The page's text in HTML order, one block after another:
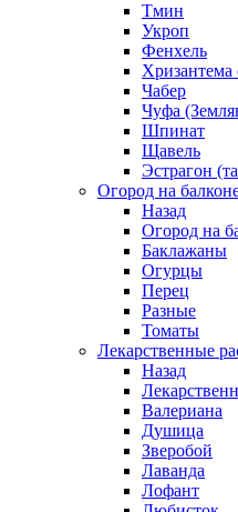
Тмин
Укроп
Фенхель
Чабер
Чуфа
Шпинат
Щавель
Эстрагон
Огород на
Назад
Огород на
Баклажаны
Огурцы
Перец
Разные
Томаты
Лекарственные
Назад
Валериана
Душица
Зверобой
Лаванда
Лофант